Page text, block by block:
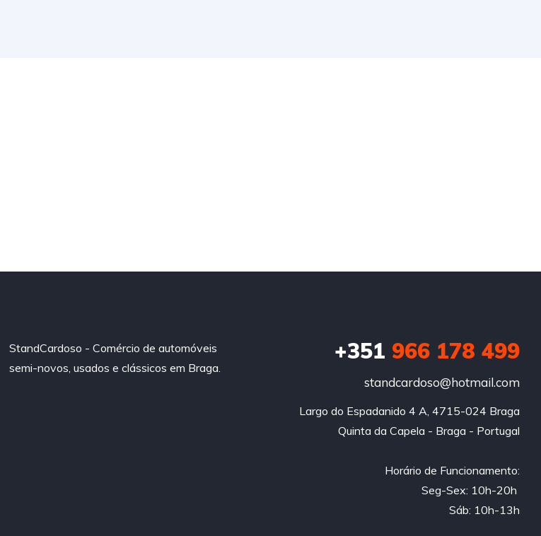
StandCardoso - Comércio de automóveis
semi-novos, usados e clássicos em Braga.
+351 966 178 499
standcardoso@hotmail.com
Largo do Espadanido 4 A, 4715-024 Braga
Quinta da Capela - Braga - Portugal
Horário de Funcionamento:
Seg-Sex: 10h-20h
Sáb: 10h-13h